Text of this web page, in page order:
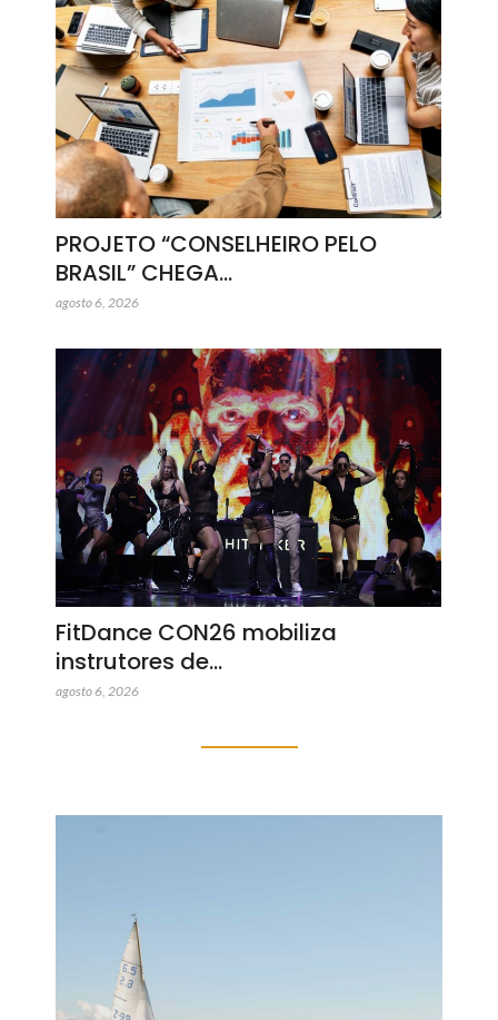
PROJETO “CONSELHEIRO PELO
BRASIL” CHEGA…
agosto 6, 2026
FitDance CON26 mobiliza
instrutores de…
agosto 6, 2026